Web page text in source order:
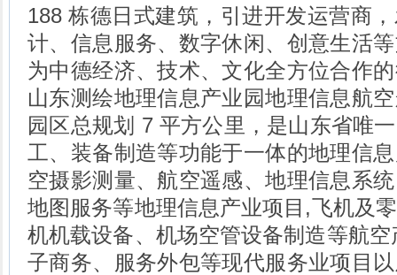
188 栋德日式建筑，引进开发运营商
计、信息服务、数字休闲、创意生活
为中德经济、技术、文化全方位合作
山东测绘地理信息产业园地理信息航
园区总规划 7 平方公里，是山东省唯
工、装备制造等功能于一体的地理信
空摄影测量、航空遥感、地理信息系
地图服务等地理信息产业项目,飞机及
机机载设备、机场空管设备制造等航
子商务、服务外包等现代服务业项目